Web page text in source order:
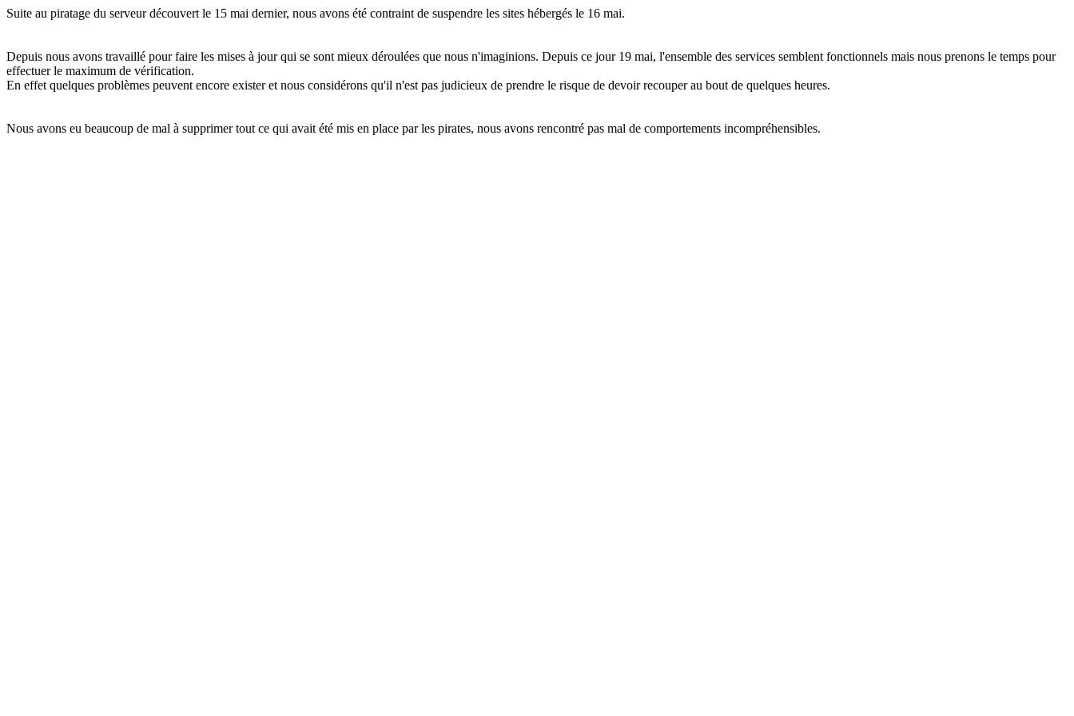
Suite au piratage du serveur découvert le 15 mai dernier, nous avons été contraint de suspendre les sites hébergés le 16 mai.
Depuis nous avons travaillé pour faire les mises à jour qui se sont mieux déroulées que nous n'imaginions. Depuis ce jour 19 mai, l'ensemble des services semblent fonctionnels mais nous prenons le temps pour
effectuer le maximum de vérification.
En effet quelques problèmes peuvent encore exister et nous considérons qu'il n'est pas judicieux de prendre le risque de devoir recouper au bout de quelques heures.
Nous avons eu beaucoup de mal à supprimer tout ce qui avait été mis en place par les pirates, nous avons rencontré pas mal de comportements incompréhensibles.